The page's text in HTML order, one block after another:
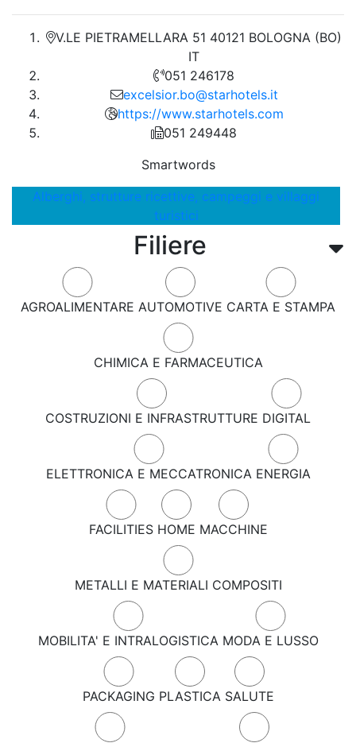
Filiere
AGROALIMENTARE AUTOMOTIVE CARTA E STAMPA
CHIMICA E FARMACEUTICA
COSTRUZIONI E INFRASTRUTTURE DIGITAL
ELETTRONICA E MECCATRONICA ENERGIA
FACILITIES HOME MACCHINE
METALLI E MATERIALI COMPOSITI
MOBILITA' E INTRALOGISTICA MODA E LUSSO
PACKAGING PLASTICA SALUTE
V.LE PIETRAMELLARA 51 40121 BOLOGNA (BO)
IT
051 246178
excelsior.bo@starhotels.it
https://www.starhotels.com
051 249448
Smartwords
Alberghi, strutture ricettive, campeggi e villaggi
turistici